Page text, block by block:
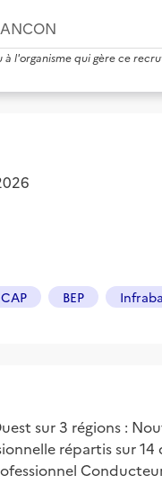
l'organisme qui gère ce
CAP BEP
sur 3 régions :
répartis sur 14